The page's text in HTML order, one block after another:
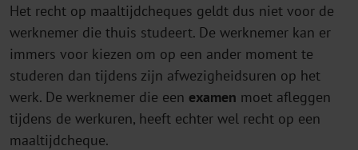
Het recht op maaltijdcheques geldt dus niet voor de
werknemer die thuis studeert. De werknemer kan er
immers voor kiezen om op een ander moment te
studeren dan tijdens zijn afwezigheidsuren op het
werk. De werknemer die een examen moet afleggen
tijdens de werkuren, heeft echter wel recht op een
maaltijdcheque.